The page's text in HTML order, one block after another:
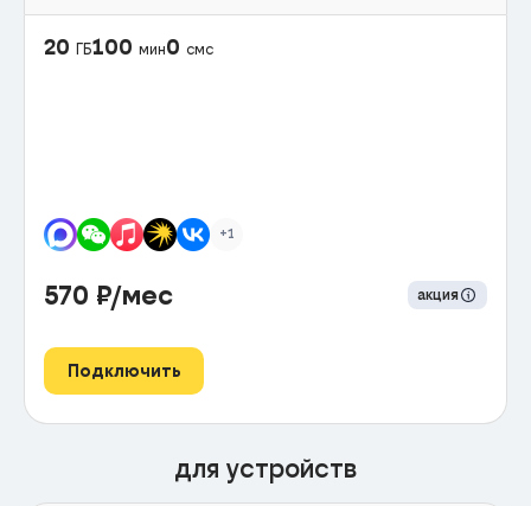
20 ГБ100 мин0 смс
+1
570 ₽/мес акция
Подключить
для устройств